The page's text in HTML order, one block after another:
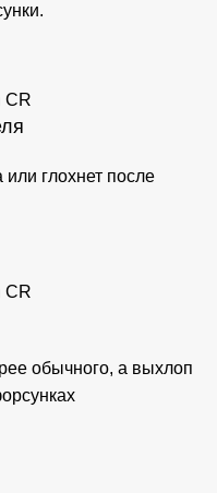
или глохнет после
обычного, а выхлоп